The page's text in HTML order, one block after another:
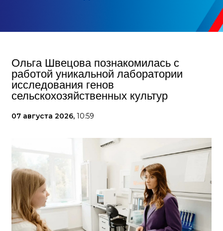
Ольга Швецова познакомилась с
работой уникальной лаборатории
исследования генов
сельскохозяйственных культур
07 августа 2026, 10:59